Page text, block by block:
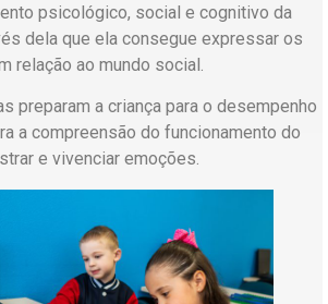
psicológico, social e cognitivo da
dela que ela consegue expressar os
relação ao mundo social.
preparam a criança para o desempenho
a compreensão do funcionamento do
e vivenciar emoções.